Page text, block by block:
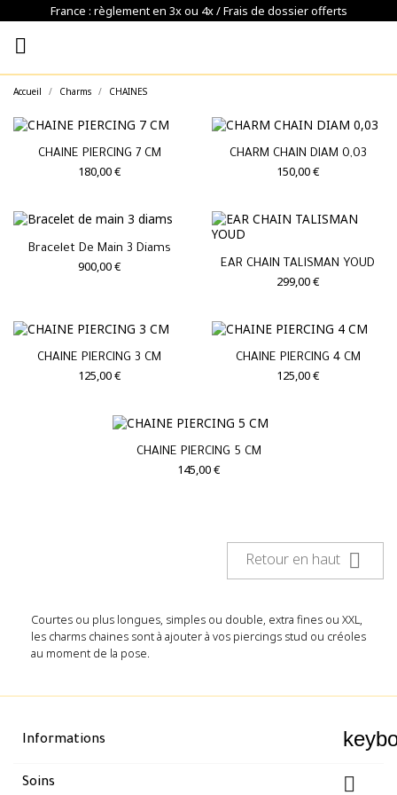
France : règlement en 3x ou 4x / Frais de dossier offerts

Accueil Charms CHAINES
CHAINE PIERCING 7 CM
180,00 €
CHARM CHAIN DIAM 0,03
150,00 €
Bracelet De Main 3 Diams
900,00 € EAR CHAIN TALISMAN YOUD
299,00 €
CHAINE PIERCING 3 CM
125,00 €
CHAINE PIERCING 4 CM
125,00 €
CHAINE PIERCING 5 CM
145,00 €
Retour en haut 
Courtes ou plus longues, simples ou double, extra fines ou XXL,
les charms chaines sont à ajouter à vos piercings stud ou créoles
au moment de la pose.
Informations
Soins 